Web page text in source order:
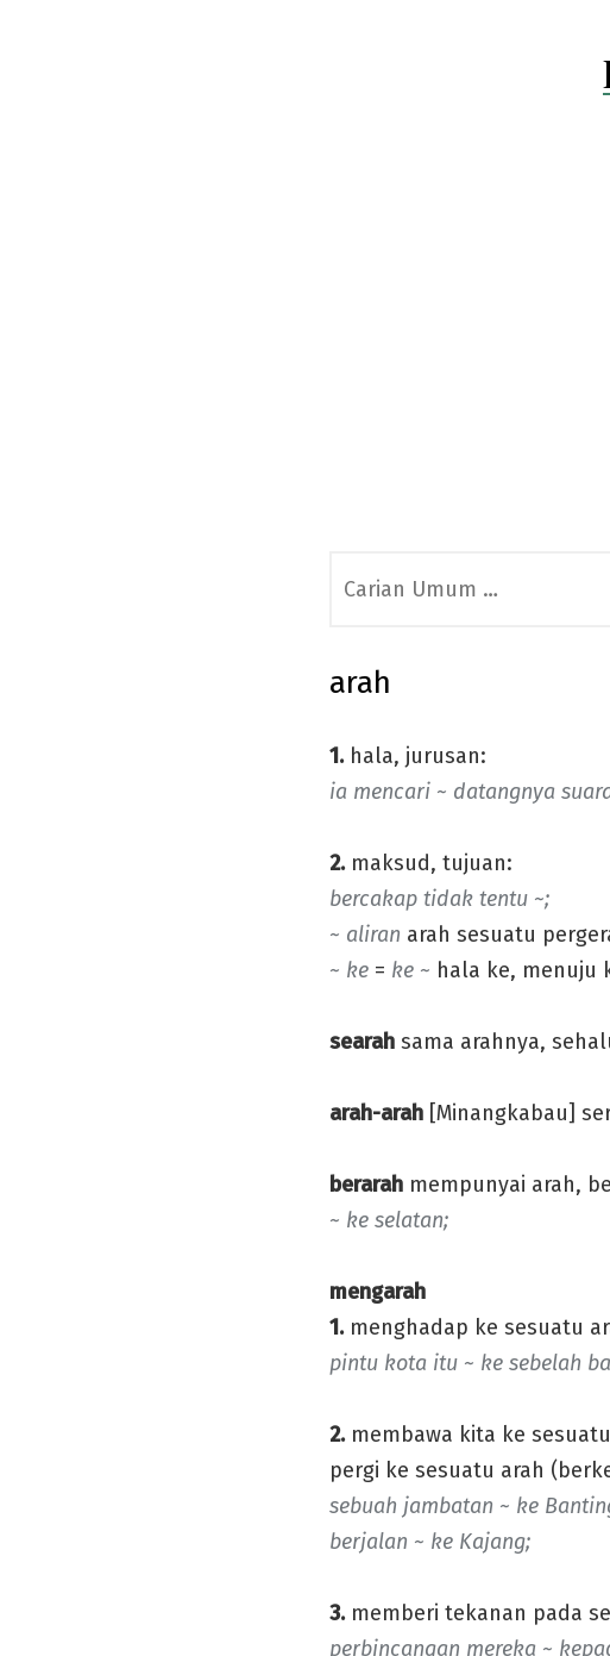
for:
arah
1.hala, jurusan:
ia mencari ~ datangnya
2.maksud, tujuan:
bercakap tidak tentu ~;
~ aliran arah sesuatu
~ ke = ke ~ hala ke, menuju
searah sama arahnya,
arah-arah [Minangkabau]
berarah mempunyai arah,
~ ke selatan;
mengarah
1.menghadap ke sesuatu
pintu kota itu ~ ke sebelah
2.membawa kita ke
pergi ke sesuatu arah
sebuah jambatan ~ ke
berjalan ~ ke Kajang;
3.memberi tekanan pada
perbincangan mereka ~